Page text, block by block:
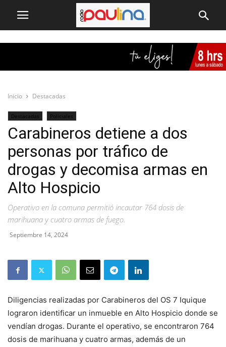
Inicio Destacadas
Destacadas Policiales
Carabineros detiene a dos
personas por tráfico de
drogas y decomisa armas en
Alto Hospicio
Operativo en la comuna permitió incautar 764 dosis de
marihuana y cuatro armas de fuego.
Septiembre 14, 2024
Diligencias realizadas por Carabineros del OS 7 Iquique
lograron identificar un inmueble en Alto Hospicio donde se
vendían drogas. Durante el operativo, se encontraron 764
dosis de marihuana y cuatro armas, además de un